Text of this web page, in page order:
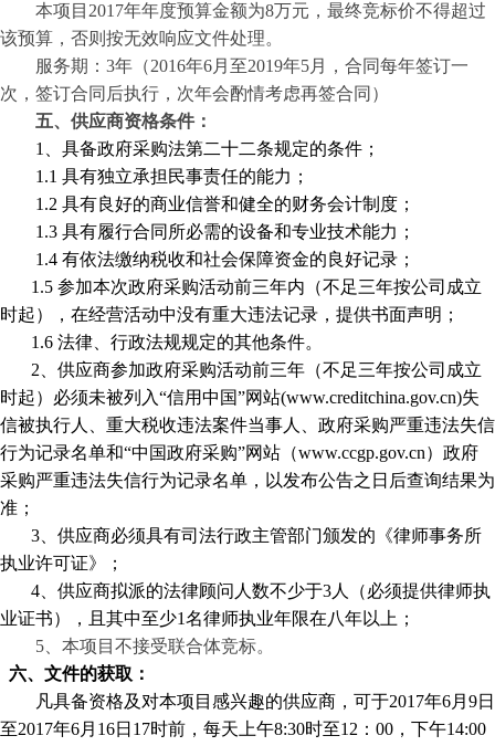
本项目 2017年年度预算金额为8万元，最终竞标价不得超过
该预算，否则按无效响应文件处理。
服务期： 3年（2016年6月至2019年5月，合同每年签订一
次，签订合同后执行，次年会酌情考虑再签合同）
五、供应商资格条件：
1
具备政府采购法第二十二条规定的条件 ；
1.1 具有独立承担民事责任的能力；
1.2 具有良好的商业信誉和健全的财务会计制度；
1.3 具有履行合同所必需的设备和专业技术能力；
1.4 有依法缴纳税收和社会保障资金的良好记录；
1.5 参加本次政府采购活动前三年内 （不足三年按公司成立
时起）
，在经营活动中没有重大违法记录，提供书面声明；
1.6 法律、行政法规规定的其他条件。
2、 供应商参加政府采购活动前三年（不足三年按公司成立
时起） 必须未被列入“信用中国”网站(www.creditchina.gov.cn)失
信被执行人、重大税收违法案件当事人、政府采购严重违法失信
行为记录名单和“中国政府采购”网站（www.ccgp.gov.cn）政府
采购严重违法失信行为记录名单，以发布公告之 日 后查询结果为
准 ；
3、供应商必须具有司法行政主管部门颁发的《律师事务所
执业许可证》；
4、供应商拟派的法律顾问人数不少于3人（必须提供律师执
业证书），且其中至少1名律师执业年限在八年以上；
5 、本项目不接受联合体竞标。
六、文件的获取：
凡具备资格及对本项目感兴趣的供应商，可于2017年6月 9日
至2017年6月 16日 17时前，每天上午8:30时至12 ： 00 ，下午14:00